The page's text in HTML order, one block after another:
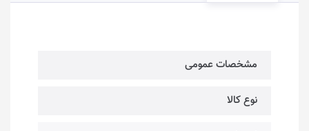
مشخصات عمومی
نوع کالا